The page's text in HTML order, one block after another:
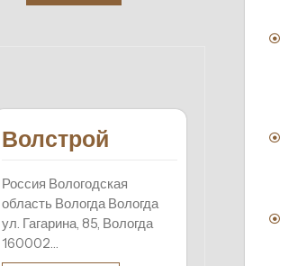
Волстрой
Россия Вологодская
область Вологда Вологда
ул. Гагарина, 85, Вологда
160002…